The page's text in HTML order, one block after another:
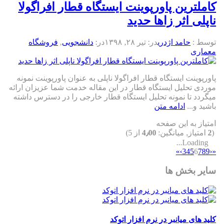
کاملترین پاورپوینت ایستگاه قطار افراگولا
ناپلی اثر زاها حدید
توسط : حامد اژدریدر: تیر ۲۸, ۱۳۹۸ در: دانشجویی, فروشگاه
معماری
پاورپوینت ایستگاه قطار افراگولا ناپلی به عنوان پاورپوینت نمونه
موردی تحلیل ایستگاه قطار در این مقاله خدمت شما عزیزان ارائه
میگردد تا نمونه تحلیل ایستگاه قطار خارجی را در دسترس داشته
باشید و... ادامه متن
امتیاز به این صفحه
(
2 امتیاز, میانگین: 4٫00 از 5)
Loading...
«
‹
3456789
›
»
سایر بخش ها
کلید های میانبر در نرم افزار اتوکد